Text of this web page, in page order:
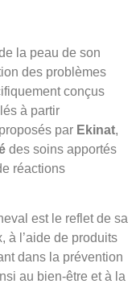
la peau de son
des problèmes
conçus
à partir
par Ekinat,
des soins apportés
réactions
est le reflet de sa
à l’aide de produits
dans la prévention
au bien-être et à la